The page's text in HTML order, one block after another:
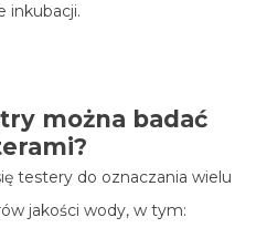
inkubacji.
można badać
testery do oznaczania wielu
jakości wody, w tym: